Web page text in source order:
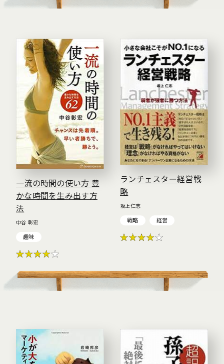
一流の時間の使い方 豊
かな時間を生み出す方
法
中谷 彰宏
趣味
ランチェスター経営戦
略
坂上仁志
戦略 経営